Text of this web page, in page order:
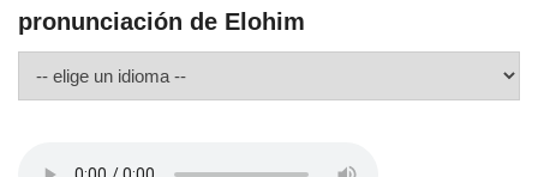
pronunciación de Elohim